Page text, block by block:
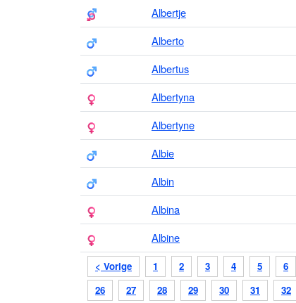
< Vorige 1 2 3 4 5 6
26
27 28 29 30 31 32
Albertje
Alberto
Albertus
Albertyna
Albertyne
Albie
Albin
Albina
Albine